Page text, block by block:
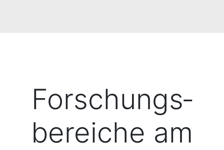
Forschungs­
bereiche am